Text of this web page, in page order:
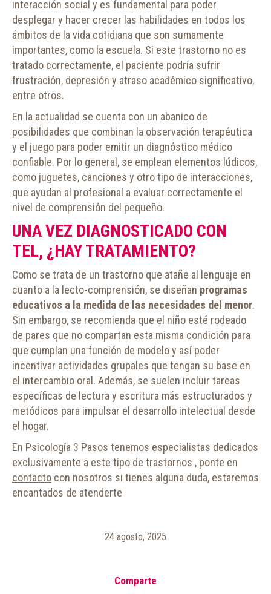
interacción social y es fundamental para poder
desplegar y hacer crecer las habilidades en todos los
ámbitos de la vida cotidiana que son sumamente
importantes, como la escuela. Si este trastorno no es
tratado correctamente, el paciente podría sufrir
frustración, depresión y atraso académico significativo,
entre otros.
En la actualidad se cuenta con un abanico de
posibilidades que combinan la observación terapéutica
y el juego para poder emitir un diagnóstico médico
confiable. Por lo general, se emplean elementos lúdicos,
como juguetes, canciones y otro tipo de interacciones,
que ayudan al profesional a evaluar correctamente el
nivel de comprensión del pequeño.
UNA VEZ DIAGNOSTICADO CON
TEL, ¿HAY TRATAMIENTO?
Como se trata de un trastorno que atañe al lenguaje en
cuanto a la lecto-comprensión, se diseñan programas
educativos a la medida de las necesidades del menor.
Sin embargo, se recomienda que el niño esté rodeado
de pares que no compartan esta misma condición para
que cumplan una función de modelo y así poder
incentivar actividades grupales que tengan su base en
el intercambio oral. Además, se suelen incluir tareas
específicas de lectura y escritura más estructurados y
metódicos para impulsar el desarrollo intelectual desde
el hogar.
En Psicología 3 Pasos tenemos especialistas dedicados
exclusivamente a este tipo de trastornos , ponte en
contacto con nosotros si tienes alguna duda, estaremos
encantados de atenderte
24 agosto, 2025
Comparte